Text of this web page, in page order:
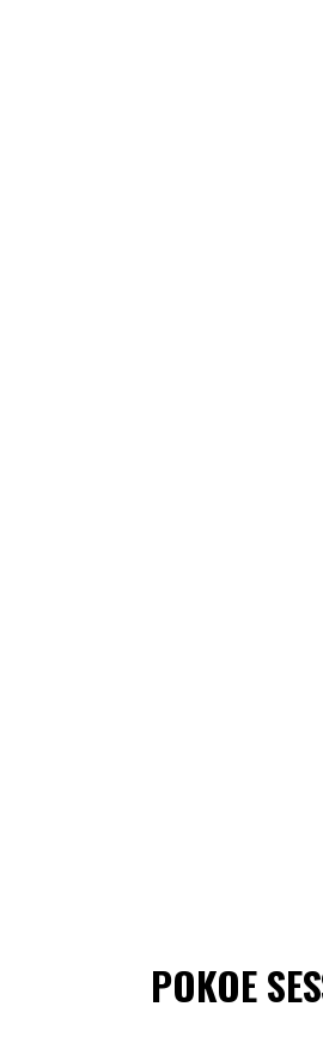
POKOE